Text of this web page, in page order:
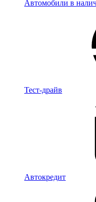
Автомобили в
Тест-драйв
Автокредит